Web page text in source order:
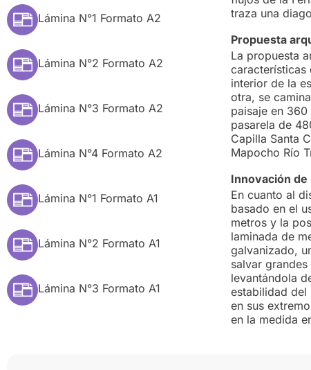
Lámina N°1 Formato A2
Lámina N°2 Formato A2
Lámina N°3 Formato A2
Lámina N°4 Formato A2
Lámina N°1 Formato A1
Lámina N°2 Formato A1
Lámina N°3 Formato A1
traza una
Propuesta
La propuesta
características
interior de la
otra, se
paisaje en
pasarela de
Capilla Santa
Mapocho Río
Innovación
En cuanto al
basado en el
metros y la
laminada de
galvanizado,
salvar
levantándola
estabilidad del
en sus
en la medida